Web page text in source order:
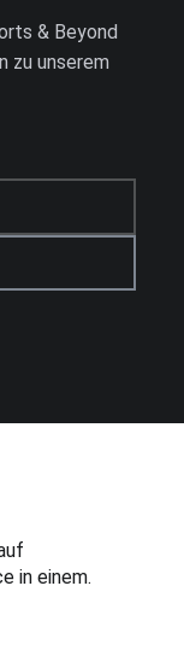
& Beyond
zu unserem
in einem.